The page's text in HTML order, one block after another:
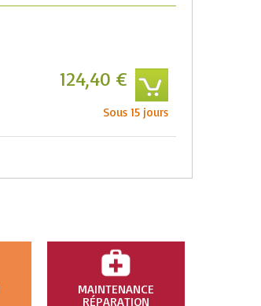
Sous 15 jours
124,40 €
MAINTENANCE
RÉPARATION